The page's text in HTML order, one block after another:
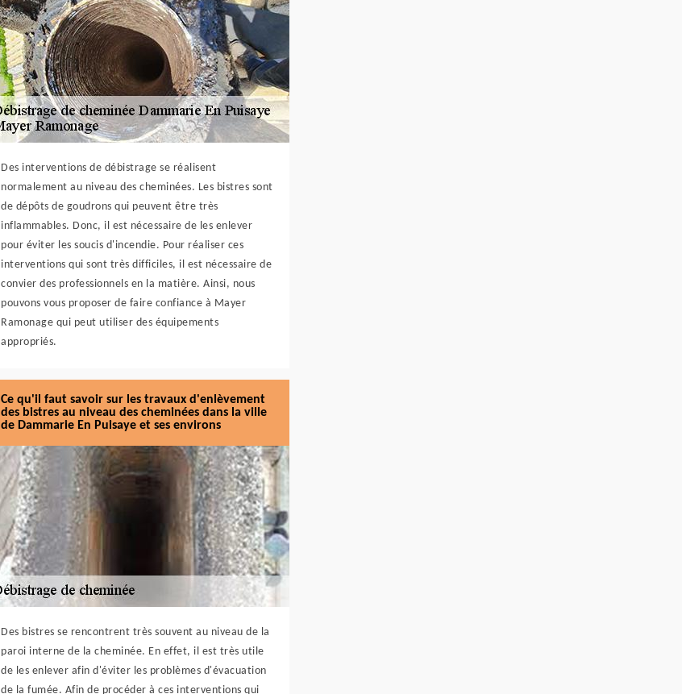
Des interventions de débistrage se réalisent
normalement au niveau des cheminées. Les bistres sont
de dépôts de goudrons qui peuvent être très
inflammables. Donc, il est nécessaire de les enlever
pour éviter les soucis d'incendie. Pour réaliser ces
interventions qui sont très difficiles, il est nécessaire de
convier des professionnels en la matière. Ainsi, nous
pouvons vous proposer de faire confiance à Mayer
Ramonage qui peut utiliser des équipements
appropriés.
Ce qu'il faut savoir sur les travaux d'enlèvement
des bistres au niveau des cheminées dans la ville
de Dammarie En Puisaye et ses environs
Des bistres se rencontrent très souvent au niveau de la
paroi interne de la cheminée. En effet, il est très utile
de les enlever afin d'éviter les problèmes d'évacuation
de la fumée. Afin de procéder à ces interventions qui